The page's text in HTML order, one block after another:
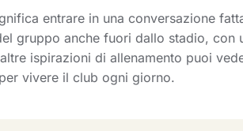
entrare in una conversazione
gruppo anche fuori dallo stadio,
ispirazioni di allenamento puoi
vivere il club ogni giorno.